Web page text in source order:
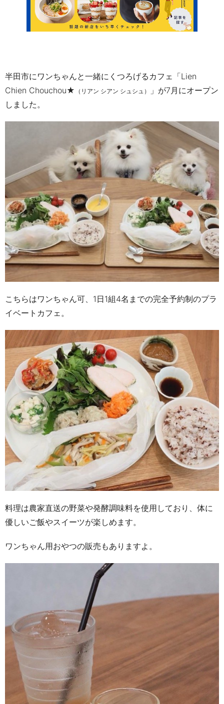
半田市にワンちゃんと一緒にくつろげるカフェ「Lien
Chien Chouchou★ （リアン シアン シュシュ） 」が7 月にオープン
しました。
こちらはワンちゃん可、 1 日1組4名までの完全予約制のプラ
イベートカフェ。
料理は農家直送の野菜や発酵調味料を使用しており、体に
優しいご飯やスイーツが楽しめます。
ワンちゃん用おやつの販売もありますよ。